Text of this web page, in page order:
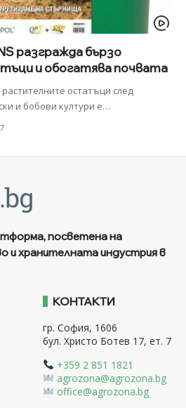
разгражда бързо
и обогатява почвата
остатъци след
и бобови култури е…
посветена на
и хранителната индустрия в
КОНТАКТИ
гр. София, 1606
бул. Христо Ботев 17, ет. 7
+359 2 851 1821
agrozona@agrozona.bg
office@agrozona.bg